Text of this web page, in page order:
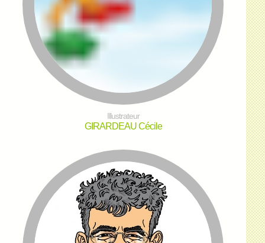
Illustrateur
GIRARDEAU Cécile